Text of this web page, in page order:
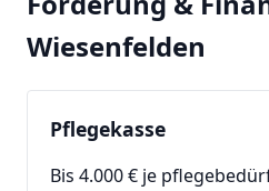
Wiesenfelden
Pflegekasse
Bis 4.000 € je